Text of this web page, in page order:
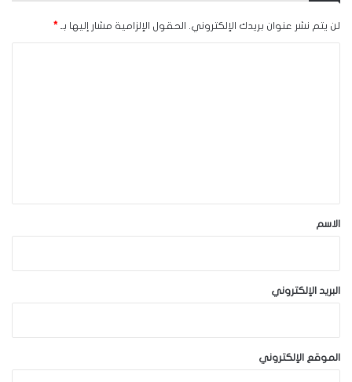
لن يتم نشر عنوان بريدك الإلكتروني. الحقول الإلزامية مشار إليها بـ *
*الاسم
البريد الإلكتروني
الموقع الإلكتروني